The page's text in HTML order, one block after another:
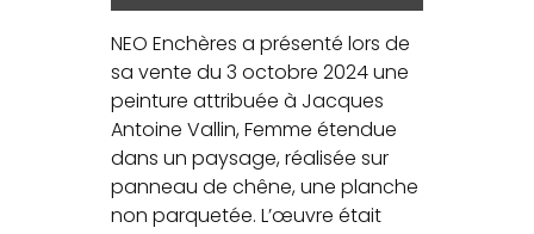
NEO Enchères a présenté lors de
sa vente du 3 octobre 2024 une
peinture attribuée à Jacques
Antoine Vallin, Femme étendue
dans un paysage, réalisée sur
panneau de chêne, une planche
non parquetée. L’œuvre était